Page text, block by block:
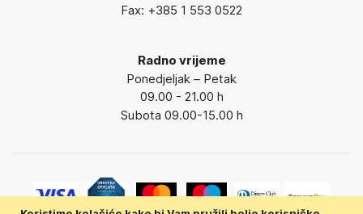
Fax: +385 1 553 0522
Radno vrijeme
Ponedjeljak – Petak
09.00 - 21.00 h
Subota 09.00-15.00 h